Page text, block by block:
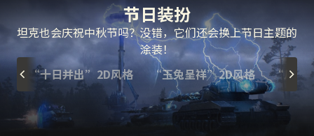
节日装扮
坦克也会庆祝中秋节吗？没错，它们还会换上节日主题的
涂装！
“十日并出”2D风格
“玉兔呈祥”2D风格 “月宫